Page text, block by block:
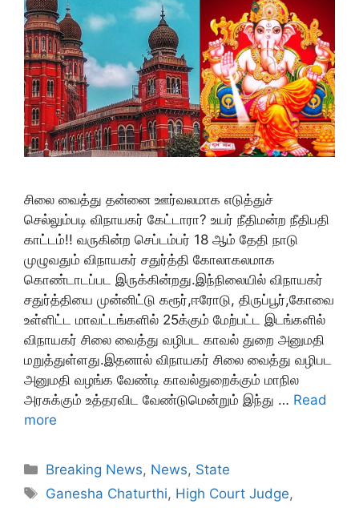
சிலை வைத்து தன்னை ஊர்வலமாக எடுத்துச்
செல்லும்படி விநாயகர் கேட்டாரா? உயர் நீதிமன்ற நீதிபதி
காட்டம்!! வருகின்ற செப்டம்பர் 18 ஆம் தேதி நாடு
முழுவதும் விநாயகர் சதுர்த்தி கோலாகலமாக
கொண்டாடப்பட இருக்கின்றது.இந்நிலையில் விநாயகர்
சதுர்த்தியை முன்னிட்டு கரூர்,ஈரோடு, திருப்பூர்,கோவை
உள்ளிட்ட மாவட்டங்களில் 25க்கும் மேற்பட்ட இடங்களில்
விநாயகர் சிலை வைத்து வழிபட காவல் துறை அனுமதி
மறுத்துள்ளது.இதனால் விநாயகர் சிலை வைத்து வழிபட
அனுமதி வழங்க வேண்டி காவல்துறைக்கும் மாநில
அரசுக்கும் உத்தரவிட வேண்டுமென்றும் இந்து … Read
more
Categories
Breaking News, News, State
Tags
Ganesha Chaturthi, High Court Judge,